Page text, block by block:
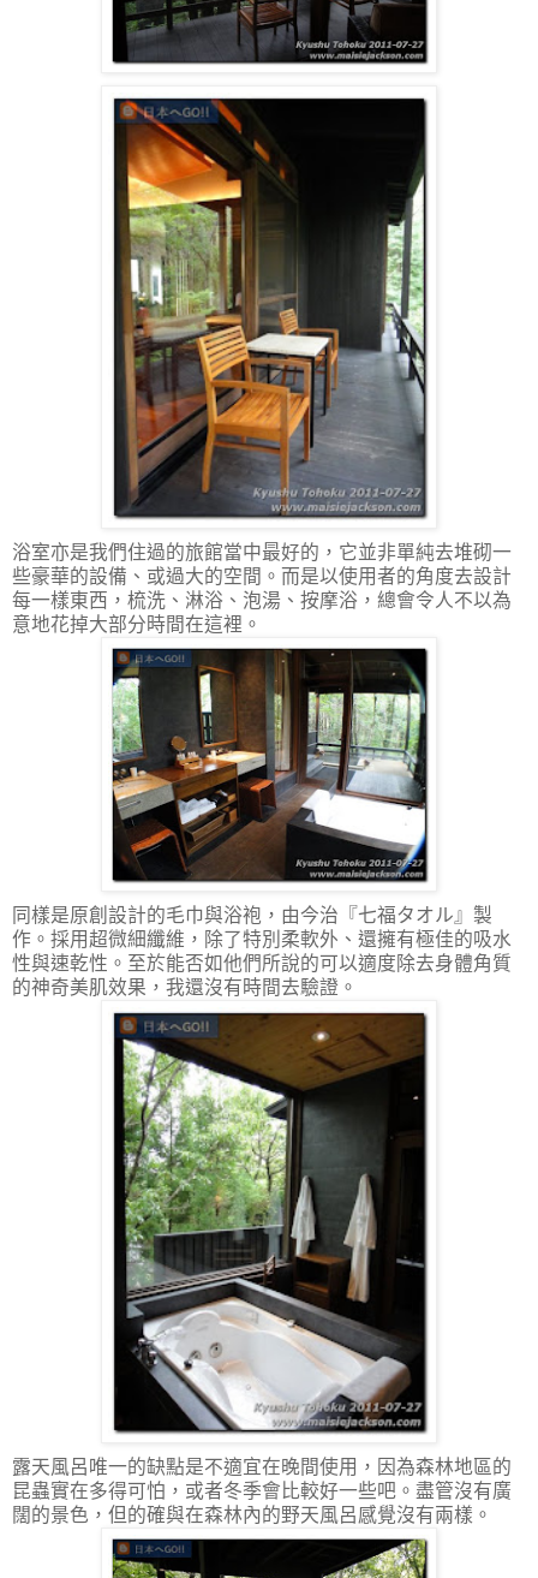
浴室亦是我們住過的旅館當中最好的，它並非單純去堆砌一
些豪華的設備、或過大的空間。而是以使用者的角度去設計
每一樣東西，梳洗、淋浴、泡湯、按摩浴，總會令人不以為
意地花掉大部分時間在這裡。
同樣是原創設計的毛巾與浴袍，由今治『七福タオル』製
作。採用超微細纖維，除了特別柔軟外、還擁有極佳的吸水
性與速乾性。至於能否如他們所說的可以適度除去身體角質
的神奇美肌效果，我還沒有時間去驗證。
露天風呂唯一的缺點是不適宜在晚間使用，因為森林地區的
昆蟲實在多得可怕，或者冬季會比較好一些吧。盡管沒有廣
闊的景色，但的確與在森林內的野天風呂感覺沒有兩樣。